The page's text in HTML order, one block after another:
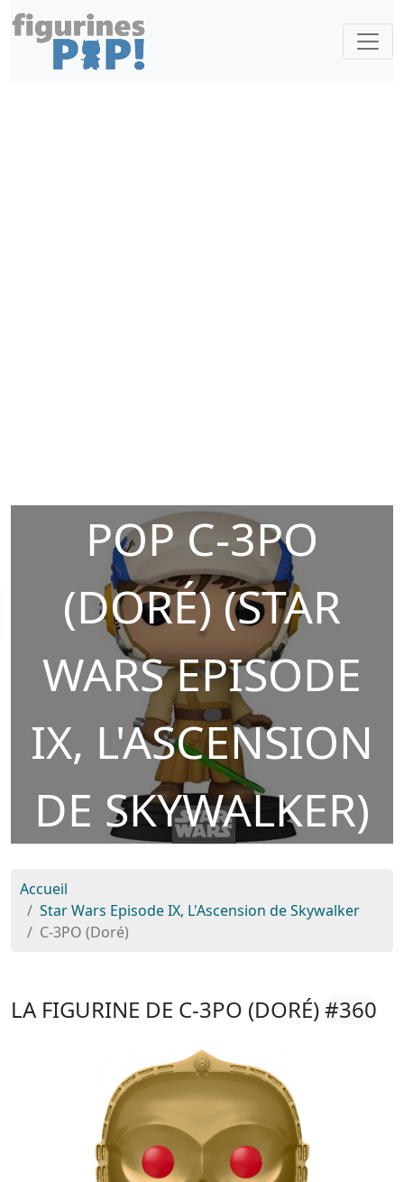
POP C-3PO
(DORÉ) (STAR
WARS EPISODE
IX, L'ASCENSION
DE SKYWALKER)
Accueil
Star Wars Episode IX, L'Ascension de Skywalker
C-3PO (Doré)
LA FIGURINE DE C-3PO (DORÉ)#360